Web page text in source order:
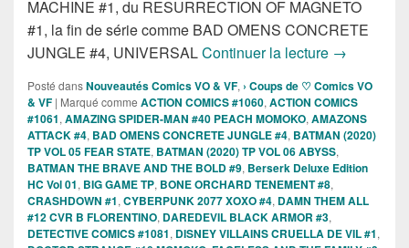
MACHINE #1, du RESURRECTION OF MAGNETO
#1, la fin de série comme BAD OMENS CONCRETE
JUNGLE #4, UNIVERSALContinuer la lecture Sorties
→
Posté dansNouveautés Comics VO & VF, › Coups de ♡ Comics VO
& VF | Marqué comme ACTION COMICS #1060, ACTION COMICS
#1061, AMAZING SPIDER-MAN #40 PEACH MOMOKO, AMAZONS
ATTACK #4, BAD OMENS CONCRETE JUNGLE #4, BATMAN (2020)
TP VOL 05 FEAR STATE, BATMAN (2020) TP VOL 06 ABYSS,
BATMAN THE BRAVE AND THE BOLD #9, Berserk Deluxe Edition
HC Vol 01, BIG GAME TP, BONE ORCHARD TENEMENT #8,
CRASHDOWN #1, CYBERPUNK 2077 XOXO #4, DAMN THEM ALL
#12 CVR B FLORENTINO, DAREDEVIL BLACK ARMOR #3,
DETECTIVE COMICS #1081, DISNEY VILLAINS CRUELLA DE VIL #1,